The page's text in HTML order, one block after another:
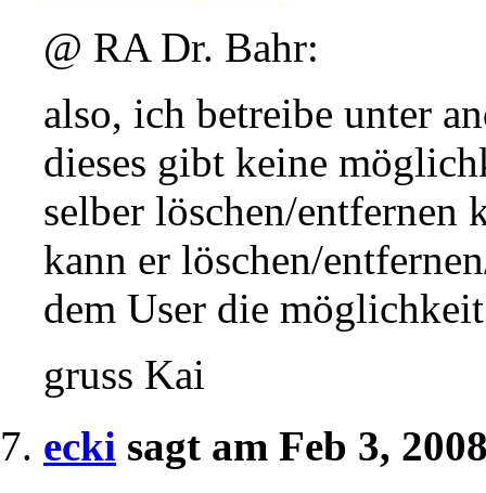
@ RA Dr. Bahr:
also, ich betreibe unter
dieses gibt keine
selber löschen/entfernen
kann er löschen/
dem User die
gruss Kai
ecki sagt am Feb 3,